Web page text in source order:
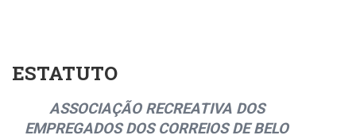
ESTATUTO
ASSOCIAÇÃO RECREATIVA DOS
EMPREGADOS DOS CORREIOS DE BELO